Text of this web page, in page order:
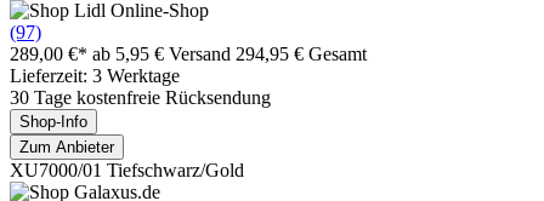
(97)
289,00 €* ab 5,95 € Versand 294,95 € Gesamt
Lieferzeit: 3 Werktage
30 Tage kostenfreie Rücksendung
Shop-Info
Zum Anbieter
XU7000/01 Tiefschwarz/Gold